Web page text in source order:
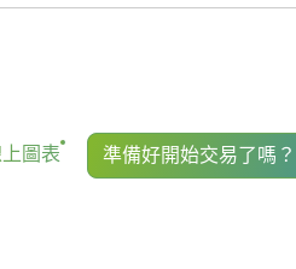
(stock ticker: MTS), you’ve
to its shareholders —
圖表 準備好開始交易了嗎？